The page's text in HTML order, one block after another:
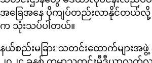
အခြေအနေ ပိုကျပ်တည်းလာနိုင်တယ်လို့
က သုံးသပ်ပါတယ်။
နယ်စည်းမခြား သတင်းထောက်များအဖွဲ့